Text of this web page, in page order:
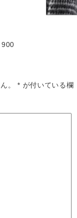
。 * が付いている欄